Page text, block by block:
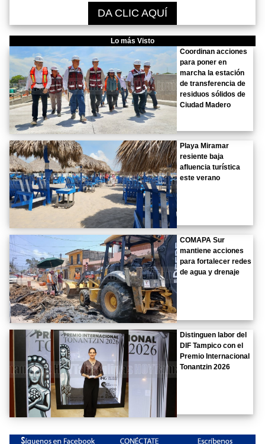
DA CLIC AQUÍ
Lo más Visto
Coordinan acciones
para poner en
marcha la estación
de transferencia de
residuos sólidos de
Ciudad Madero
Playa Miramar
resiente baja
afluencia turística
este verano
COMAPA Sur
mantiene acciones
para fortalecer redes
de agua y drenaje
Distinguen labor del
DIF Tampico con el
Premio Internacional
Tonantzin 2026